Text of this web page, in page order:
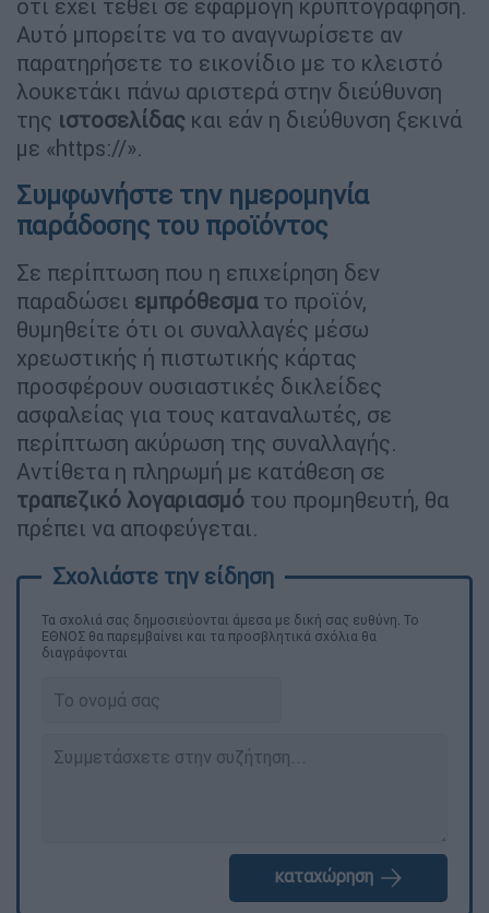
ότι έχει τεθεί σε εφαρμογή κρυπτογράφηση.
Αυτό μπορείτε να το αναγνωρίσετε αν
παρατηρήσετε το εικονίδιο με το κλειστό
λουκετάκι πάνω αριστερά στην διεύθυνση
της ιστοσελίδας και εάν η διεύθυνση ξεκινά
με «https://».
Συμφωνήστε την ημερομηνία
παράδοσης του προϊόντος
Σε περίπτωση που η επιχείρηση δεν
παραδώσει εμπρόθεσματο προϊόν,
θυμηθείτε ότι οι συναλλαγές μέσω
χρεωστικής ή πιστωτικής κάρτας
προσφέρουν ουσιαστικές δικλείδες
ασφαλείας για τους καταναλωτές, σε
περίπτωση ακύρωση της συναλλαγής.
Αντίθετα η πληρωμή με κατάθεση σε
τραπεζικό λογαριασμό του προμηθευτή, θα
πρέπει να αποφεύγεται.
Τα σχολιά σας δημοσιεύονται άμεσα με δική σας ευθύνη. Το
ΕΘΝΟΣ θα παρεμβαίνει και τα προσβλητικά σχόλια θα
διαγράφονται
καταχώρηση